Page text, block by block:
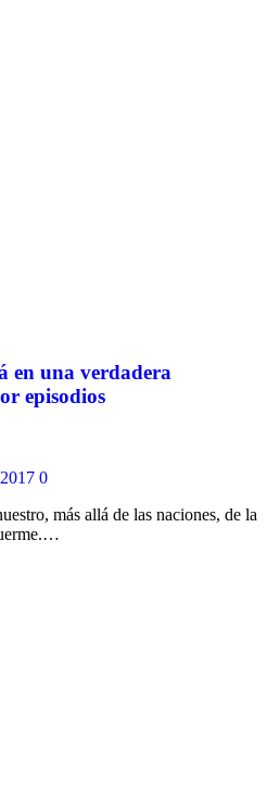
en una verdadera
episodios
0
más allá de las naciones, de la